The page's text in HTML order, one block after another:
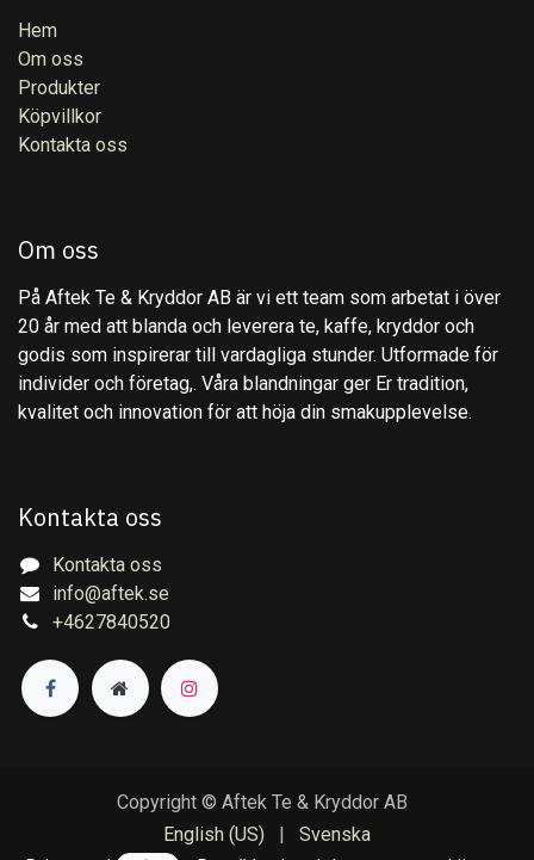
Hem
Om oss
Produkter
Köpvillkor
Kontakta oss
Om oss
På Aftek Te & Kryddor AB är vi ett team som arbetat i över
20 år med att blanda och leverera te, kaffe, kryddor och
godis som inspirerar till vardagliga stunder. Utformade för
individer och företag,. Våra blandningar ger Er tradition,
kvalitet och innovation för att höja din smakupplevelse.
Kontakta oss
Kontakta oss
info@aftek.se
+4627840520
Copyright © Aftek Te & Kryddor AB
English (US)
|
Svenska